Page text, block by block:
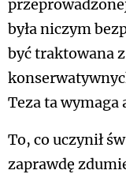
była niczym
być traktowana
Teza ta wymaga
To, co uczynił
zaprawdę